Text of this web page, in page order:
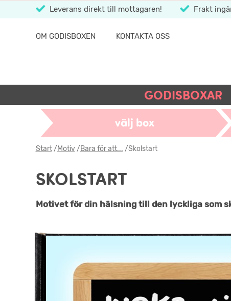
Leverans direkt till mottagaren! Frakt
OM GODISBOXEN KONTAKTA OSS
GODISBOXAR
välj box
Start/Motiv/Bara för att... /Skolstart
SKOLSTART
Motivet för din hälsning till den lyckliga som